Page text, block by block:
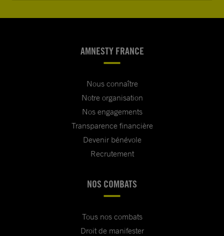
AMNESTY FRANCE
Nous connaître
Notre organisation
Nos engagements
Transparence financière
Devenir bénévole
Recrutement
NOS COMBATS
Tous nos combats
Droit de manifester